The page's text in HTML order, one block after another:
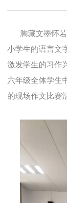
胸藏文墨怀
小学生的语言文
激发学生的习作
六年级全体学生
的现场作文比赛